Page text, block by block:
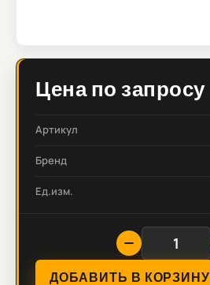
Цена по запросу
Артикул
Бренд
Ед.изм.
ДОБАВИТЬ В КОРЗИНУ